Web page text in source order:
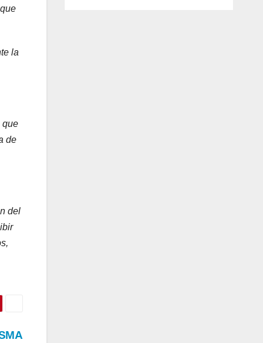
la
que
de
del